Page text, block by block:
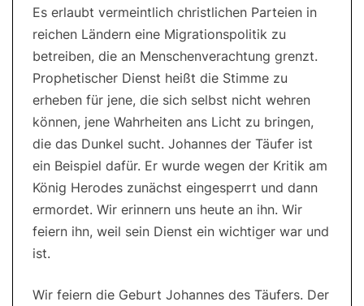
Es erlaubt vermeintlich christlichen Parteien in
reichen Ländern eine Migrationspolitik zu
betreiben, die an Menschenverachtung grenzt.
Prophetischer Dienst heißt die Stimme zu
erheben für jene, die sich selbst nicht wehren
können, jene Wahrheiten ans Licht zu bringen,
die das Dunkel sucht. Johannes der Täufer ist
ein Beispiel dafür. Er wurde wegen der Kritik am
König Herodes zunächst eingesperrt und dann
ermordet. Wir erinnern uns heute an ihn. Wir
feiern ihn, weil sein Dienst ein wichtiger war und
ist.
Wir feiern die Geburt Johannes des Täufers. Der